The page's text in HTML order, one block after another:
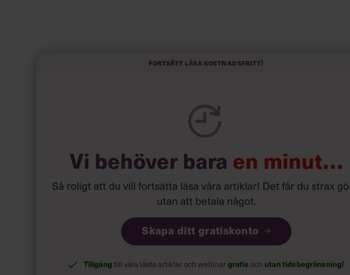
och visste precis vart jag var på väg. Jag skulle till New York, och där skulle jag
Sedan vaknade jag upp en dag och insåg att min jakt på status och prestige
lämnat mig i ett vakuum där ingenting var meningsfullt på riktigt. Där jag själv,
individ, inte hade en plats, utan där jag i stället hela tiden fattade de beslut som
kunde fortsätta, trots att jag inte hade någon aning om vem jag var utan mina
prestationer.
Så jag vet allt om duktiga flickor. Om att göra allt för alla andras skull. En lång
lett mig till att hylla de som går sin egen väg.
Fortsätt läsa kostnadsfritt!
Vi behöver bara en minut…
Så roligt att du vill fortsätta läsa våra artiklar! Det får du strax
utan att betala något.
Skapa ditt gratiskonto
Tillgångtill våra låsta artiklar och webinargratis och utan tidsbegränsning!